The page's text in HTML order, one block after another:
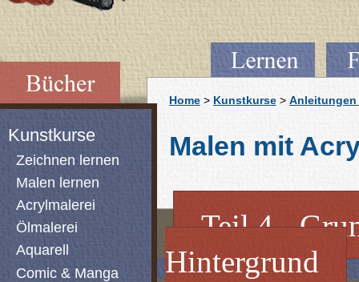
Kunstkurse
Zeichnen lernen
Malen lernen
Acrylmalerei
Ölmalerei
Aquarell
Comic & Manga
Home > Kunstkurse > Anleitungen
Malen mit
Teil 4 -
Hintergrund